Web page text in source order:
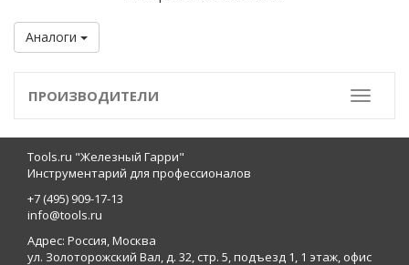
Аналоги
Toggle
ПРОИЗВОДИТЕЛИ
Tools.ru "Железный Гарри"
Инструментарий для профессионалов
+7 (495) 909-17-13
info@tools.ru
Адрес: Россия, Москва
ул. Золоторожский Вал, д. 32, стр. 5, подъезд 1, 1 этаж, офис